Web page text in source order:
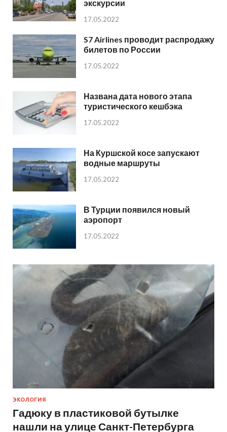
экскурсии
17.05.2022
S7 Airlines проводит распродажу
билетов по России
17.05.2022
Названа дата нового этапа
туристического кешбэка
17.05.2022
На Куршской косе запускают
водные маршруты
17.05.2022
В Турции появился новый
аэропорт
17.05.2022
ЭКОЛОГИЯ
Гадюку в пластиковой бутылке
нашли на улице Санкт-Петербурга